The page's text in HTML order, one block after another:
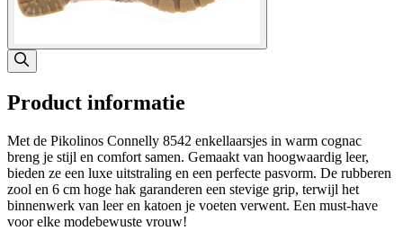
Product informatie
Met de Pikolinos Connelly 8542 enkellaarsjes in warm cognac
breng je stijl en comfort samen. Gemaakt van hoogwaardig leer,
bieden ze een luxe uitstraling en een perfecte pasvorm. De rubberen
zool en 6 cm hoge hak garanderen een stevige grip, terwijl het
binnenwerk van leer en katoen je voeten verwent. Een must-have
voor elke modebewuste vrouw!